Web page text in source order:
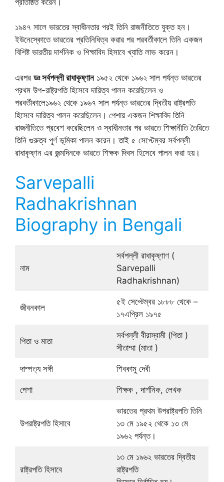
১৯৪৭ সালে ভারতের স্বাধীনতার পরই তিনি রাজনীতিতে যুক্ত হন।
ইউনেস্কোতে ভারতের প্রতিনিধিত্ব করার পর পরবর্তীকালে তিনি একজন
বিশিষ্ট ভারতীয় দার্শনিক ও শিক্ষাবিদ হিসাবে খ্যাতি লাভ করেন।
এরপর ডঃ সর্বপল্লী রাধাকৃষ্ণান১৯৫২ থেকে ১৯৬২ সাল পর্যন্ত ভারতের
প্রথম উপ-রাষ্ট্রপতি হিসেবে দায়িত্ব পালন করেছিলেন ও
পরবর্তীকালে১৯৬২ থেকে ১৯৬৭ সাল পর্যন্ত ভারতের দ্বিতীয় রাষ্ট্রপতি
হিসেবে দায়িত্ব পালন করেছিলেন। পেশায় একজন শিক্ষাবিদ তিনি
রাজনীতিতে প্রবেশ করেছিলেন ও স্বাধীনতার পর ভারতে শিক্ষানীতি তৈরিতে
তিনি গুরুত্ব পূর্ণ ভূমিকা পালন করেন। তাই ৫ সেপ্টেম্বর সর্বপল্লী
রাধাকৃষ্ণন এর জন্মদিনকে ভারতে শিক্ষক দিবস হিসেবে পালন করা হয়।
Sarvepalli
Radhakrishnan
Biography in Bengali
নাম
সর্বপল্লী রাধাকৃষ্ণাণ (
Sarvepalli
Radhakrishnan)
জীবনকাল
৫ই সেপ্টেম্বর ১৮৮৮ থেকে –
১৭এপ্রিল ১৯৭৫
পিতা ও মাতা
সর্বপল্লী বীরাস্বামী (পিতা )
সীতাম্মা (মাতা )
দাম্পত্য সঙ্গী শিবকামু দেবী
পেশা শিক্ষক , দার্শনিক, লেখক
উপরাষ্ট্রপতি হিসাবে
ভারতের প্রথম উপরাষ্ট্রপতি তিনি
১৩ মে ১৯৫২ থেকে ১৩ মে
১৯৬২ পর্যন্ত।
রাষ্ট্রপতি হিসাবে
১৩ মে ১৯৬২ ভারতের দ্বিতীয়
রাষ্ট্রপতি